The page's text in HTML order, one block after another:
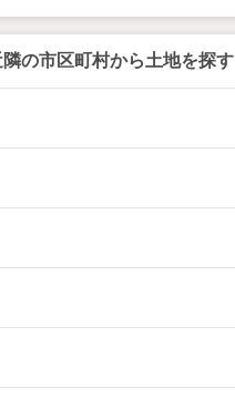
の市区町村から土地を探す